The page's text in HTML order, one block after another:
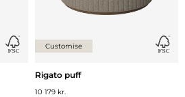
Customise
Rigato puff
10 179 kr.